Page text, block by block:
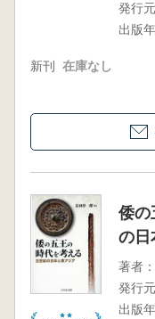
発行元
出版年
新刊 在庫なし
倭の
の日
著者：
発行元
出版年